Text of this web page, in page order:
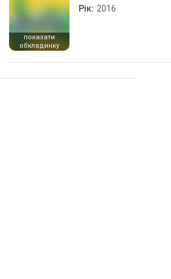
показати
обкладинку
Рік: 2016